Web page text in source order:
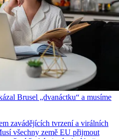
Brusel „dvanáctku“ a musíme
zavádějících tvrzení a virálních
všechny země EU přijmout